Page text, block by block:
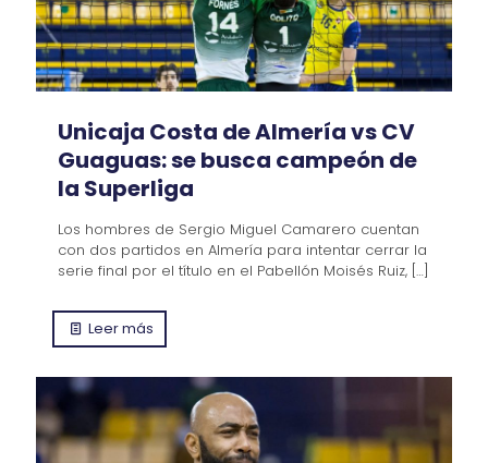
Unicaja Costa de Almería vs CV
Guaguas: se busca campeón de
la Superliga
Los hombres de Sergio Miguel Camarero cuentan
con dos partidos en Almería para intentar cerrar la
serie final por el título en el Pabellón Moisés Ruiz, […]
Leer más